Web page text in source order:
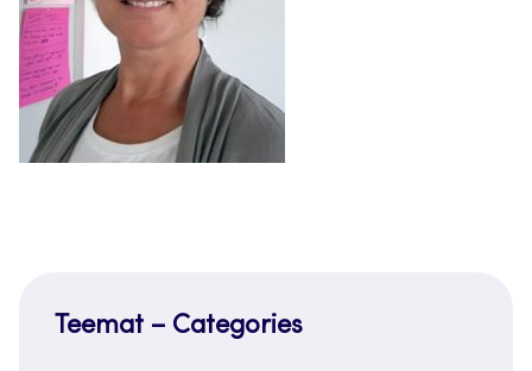
Teemat – Categories